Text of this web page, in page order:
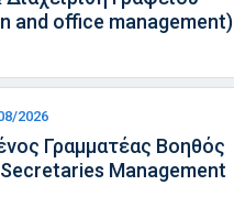
and office management)
2026
Γραμματέας Βοηθός
Management